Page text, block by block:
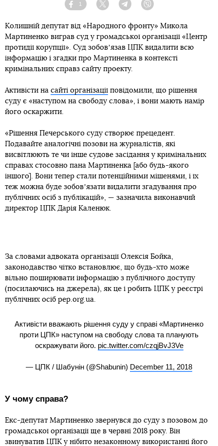
Facebook
1
Twitter TelegramViber
Колишній депутат від «Народного фронту» Микола
Мартиненко виграв суд у громадської організації «Центр
протидії корупції». Суд зобовʼязав ЦПК видалити всю
інформацію і згадки про Мартиненка в контексті
кримінальних справз сайту проекту.
Активісти на сайті організації повідомили, що рішення
суду є «наступом на свободу слова», і вони мають намір
його оскаржити.
«Рішення Печерського суду створює прецедент.
Подавайте аналогічні позови на журналістів, які
висвітлюють те чи інше судове засідання у кримінальних
справах стосовно пана Мартиненка [або будь-якого
іншого]. Вони тепер стали потенційними мішенями, і їх
теж можна буде зобовʼязати видалити згадування про
публічних осіб з публікацій», — зазначила виконавчий
директор ЦПК Дарія Каленюк.
За словами адвоката організації Олексія Бойка,
законодавство чітко встановлює, що будь-хто може
вільно поширювати інформацію з публічного доступу
(посилаючись на джерела), як це і робить ЦПК у реєстрі
публічних осіб pep.org.ua.
Активісти вважають рішення суду у справі «Мартиненко
проти ЦПК» наступом на свободу слова та планують
оскражувати його. pic.twitter.com/czqjBvJ3Ve
— ЦПК / Шабунін (@Shabunin) December 11, 2018
У чому справа?
Екс-депутат Мартиненко звернувся до суду з позовом до
громадської організації ще в червні 2018 року. Він
звинуватив ЦПК у нібито незаконному використанні його